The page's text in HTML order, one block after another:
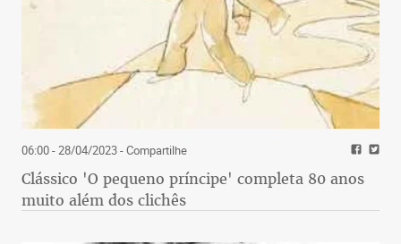
06:00 - 28/04/2023- Compartilhe
Clássico 'O pequeno príncipe' completa 80 anos
muito além dos clichês